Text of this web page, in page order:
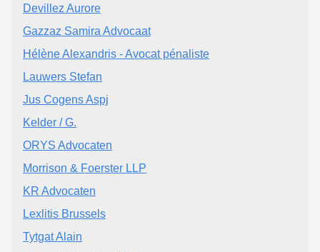
Devillez Aurore
Gazzaz Samira Advocaat
Hélène Alexandris - Avocat pénaliste
Lauwers Stefan
Jus Cogens Aspj
Kelder / G.
ORYS Advocaten
Morrison & Foerster LLP
KR Advocaten
Lexlitis Brussels
Tytgat Alain